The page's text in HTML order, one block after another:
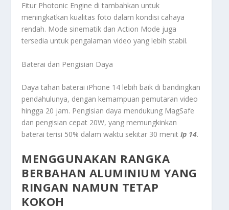
Fitur Photonic Engine di tambahkan untuk
meningkatkan kualitas foto dalam kondisi cahaya
rendah. Mode sinematik dan Action Mode juga
tersedia untuk pengalaman video yang lebih stabil.
Baterai dan Pengisian Daya
Daya tahan baterai iPhone 14 lebih baik di bandingkan
pendahulunya, dengan kemampuan pemutaran video
hingga 20 jam. Pengisian daya mendukung MagSafe
dan pengisian cepat 20W, yang memungkinkan
baterai terisi 50% dalam waktu sekitar 30 menit Ip 14.
MENGGUNAKAN RANGKA
BERBAHAN ALUMINIUM YANG
RINGAN NAMUN TETAP
KOKOH